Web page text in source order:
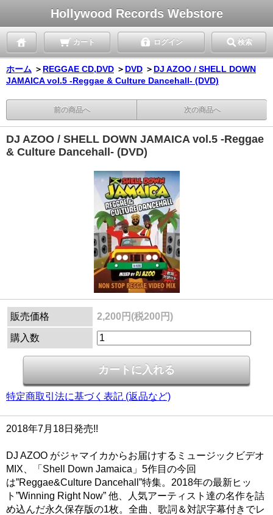
Hollywood Records Webstore
カート ログイン 検索
ホーム ＞ REGGAE CD,DVD ＞ DVD ＞ DJ AZOO / SHELL DOWN
JAMAICA vol.5 -Reggae & Culture Dancehall- (DVD)
前の商品へ 次の商品へ
DJ AZOO / SHELL DOWN JAMAICA vol.5 -Reggae
& Culture Dancehall- (DVD)
販売価格 2,200円(税200円)
購入数
特定商取引法に基づく表記 (返品など)
2018年7月18日発売!!
DJ AZOO がジャマイカからお届けするミュージックビデオ
MIX、「Shell Down Jamaica」5作目の今回
は”Reggae&Culture Dancehall”特集。2018年の最新ヒッ
ト”Winning Right Now” 他、人気アーティスト達の名作を詰
め込んだ永久保存版の1枚。全曲、歌詞＆対訳字幕付きでレ